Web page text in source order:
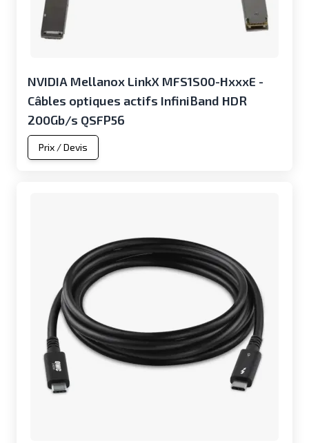
NVIDIA Mellanox LinkX MFS1S00-HxxxE -
Câbles optiques actifs InfiniBand HDR
200Gb/s QSFP56
Prix / Devis